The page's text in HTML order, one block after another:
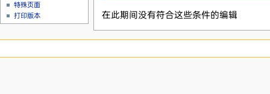
在此期间没有符合这些条件的编辑
特殊页面
打印版本